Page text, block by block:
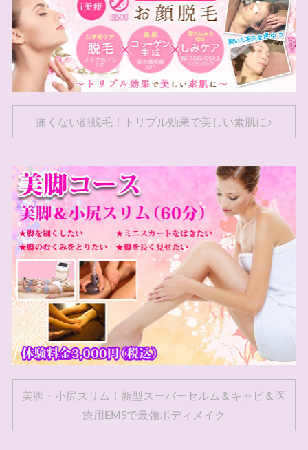
痛くない顔脱毛！トリプル効果で美しい素肌に♪
美脚・小尻スリム！新型スーバーセルム＆キャビ＆医
療用EMSで最強ボディメイク